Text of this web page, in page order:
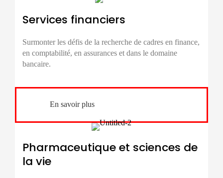
Services financiers
Surmonter les défis de la recherche de cadres en finance,
en comptabilité, en assurances et dans le domaine
bancaire.
En savoir plus
Pharmaceutique et sciences de
la vie